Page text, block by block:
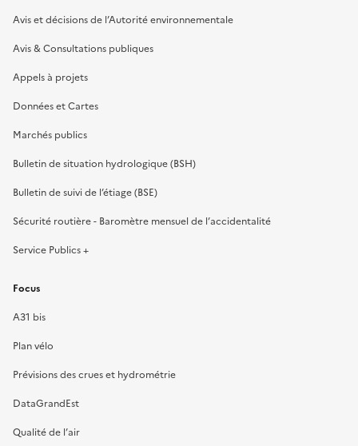
Avis et décisions de l’Autorité environnementale
Avis & Consultations publiques
Appels à projets
Données et Cartes
Marchés publics
Bulletin de situation hydrologique (BSH)
Bulletin de suivi de l’étiage (BSE)
Sécurité routière - Baromètre mensuel de l’accidentalité
Service Publics +
Focus
A31 bis
Plan vélo
Prévisions des crues et hydrométrie
DataGrandEst
Qualité de l’air